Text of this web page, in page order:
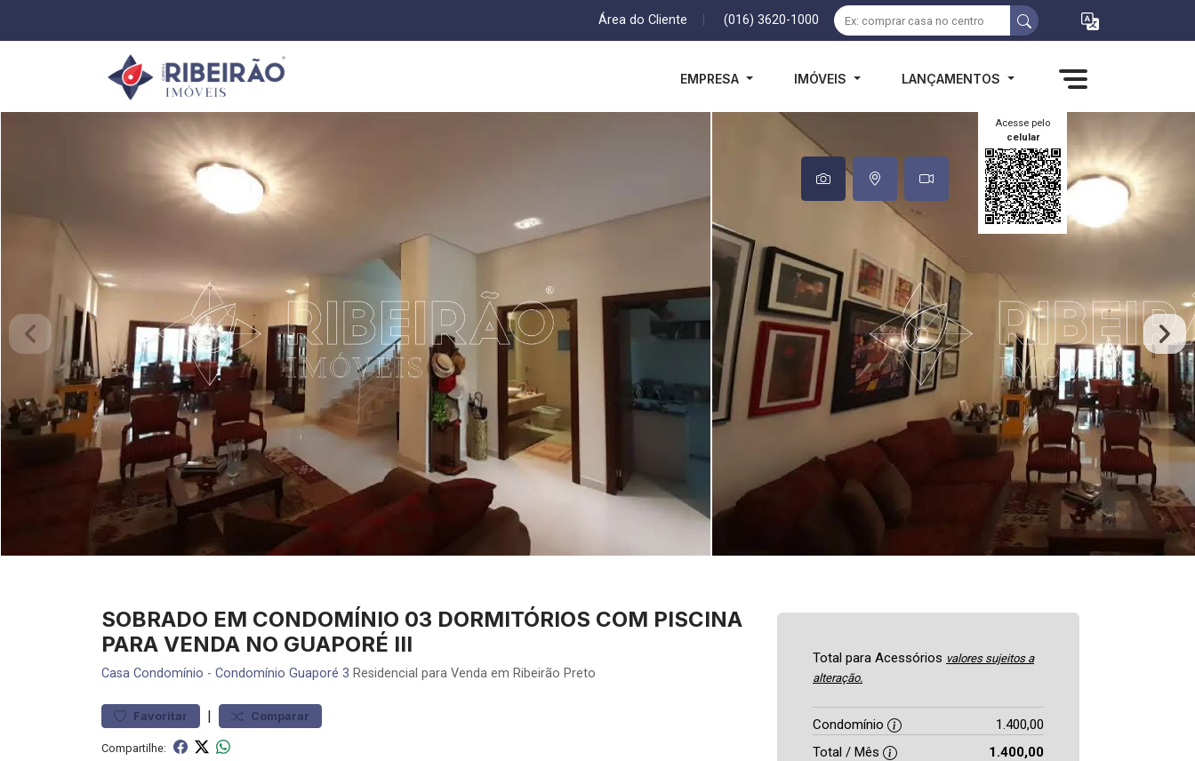
Área do Cliente (016) 3620-1000
EMPRESA IMÓVEIS LANÇAMENTOS
Acesse pelo
celular
SOBRADO EM CONDOMÍNIO 03 DORMITÓRIOS COM PISCINA
PARA VENDA NO GUAPORÉ III
Casa Condomínio - Condomínio Guaporé 3 Residencial para Venda em Ribeirão Preto
Favoritar | Comparar
Compartilhe:
Total para Acessórios valores sujeitos a
alteração.
Condomínio
1.400,00
Total / Mês
1.400,00